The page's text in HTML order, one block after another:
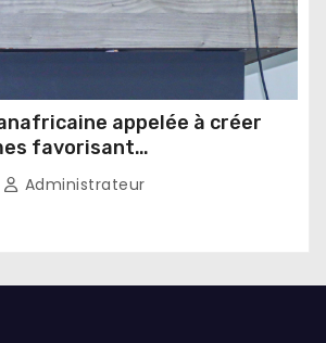
appelée à créer
favorisant
dans les pays d’origine
Administrateur